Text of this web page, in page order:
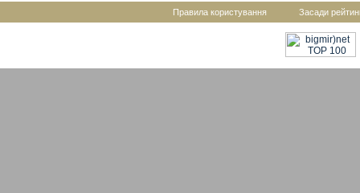
Правила користування Засади